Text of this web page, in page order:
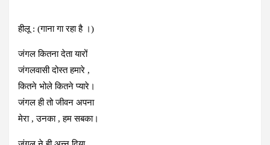
हीलू : (गाना गा रहा है ।)
जंगल कितना देता यारों
जंगलवासी दोस्त हमारे ,
कितने भोले कितने प्यारे।
जंगल ही तो जीवन अपना
मेरा , उनका , हम सबका।